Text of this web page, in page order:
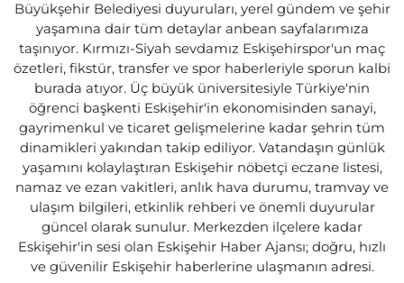
Büyükşehir Belediyesi duyuruları, yerel gündem ve şehir
yaşamına dair tüm detaylar anbean sayfalarımıza
taşınıyor. Kırmızı-Siyah sevdamız Eskişehirspor'un maç
özetleri, fikstür, transfer ve spor haberleriyle sporun kalbi
burada atıyor. Üç büyük üniversitesiyle Türkiye'nin
öğrenci başkenti Eskişehir'in ekonomisinden sanayi,
gayrimenkul ve ticaret gelişmelerine kadar şehrin tüm
dinamikleri yakından takip ediliyor. Vatandaşın günlük
yaşamını kolaylaştıran Eskişehir nöbetçi eczane listesi,
namaz ve ezan vakitleri, anlık hava durumu, tramvay ve
ulaşım bilgileri, etkinlik rehberi ve önemli duyurular
güncel olarak sunulur. Merkezden ilçelere kadar
Eskişehir'in sesi olan Eskişehir Haber Ajansı; doğru, hızlı
ve güvenilir Eskişehir haberlerine ulaşmanın adresi.